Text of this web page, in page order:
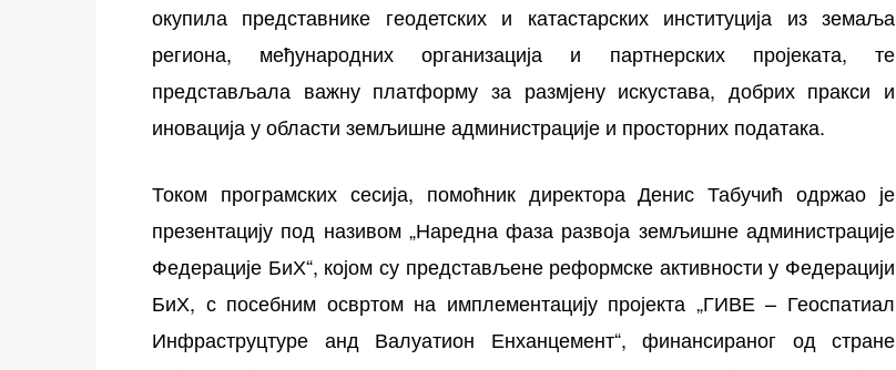
окупила представнике геодетских и катастарских институција из земаља
региона, међународних организација и партнерских пројеката, те
представљала важну платформу за размјену искустава, добрих пракси и
иновација у области земљишне администрације и просторних података.
Током програмских сесија, помоћник директора Денис Табучић одржао је
презентацију под називом „Наредна фаза развоја земљишне администрације
Федерације БиХ“, којом су представљене реформске активности у Федерацији
БиХ, с посебним освртом на имплементацију пројекта „ГИВЕ – Геоспатиал
Инфраструцтуре анд Валуатион Енханцемент“, финансираног од стране